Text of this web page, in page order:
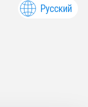
Русский